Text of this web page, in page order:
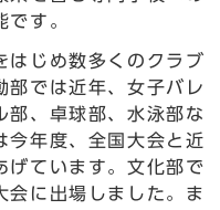
す。
はじめ数多くのクラブ
部では近年、女子バレ
部、卓球部、水泳部な
今年度、全国大会と近
げています。文化部で
会に出場しました。ま